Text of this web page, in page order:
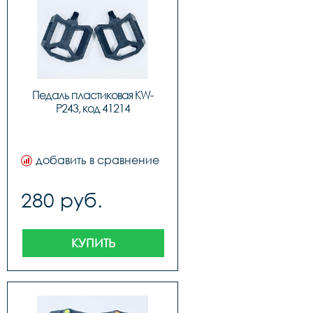
Педаль пластиковая KW-
P243, код 41214
добавить в сравнение
280 руб.
КУПИТЬ